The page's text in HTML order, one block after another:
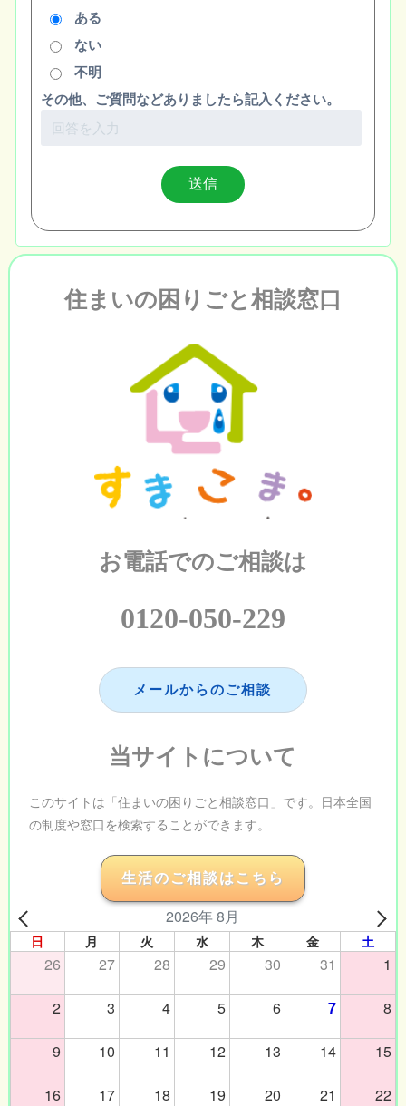
ある
ない
不明
その他、ご質問などありましたら記入ください。
住まいの困りごと相談窓口
お電話でのご相談は
0120-050-229
メールからのご相談
当サイトについて
このサイトは「住まいの困りごと相談窓口」です。日本全国
の制度や窓口を検索することができます。
生活のご相談はこちら
2026年 8月
日 月 火 水 木 金 土
26 27 28 29 30 31 1
2 3 4 5 6 7 8
9 10 11 12 13 14 15
16 17 18 19 20 21 22